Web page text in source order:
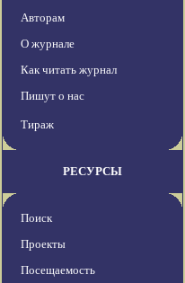
Авторам
О журнале
Как читать журнал
Пишут о нас
Тираж
РЕСУРСЫ
Поиск
Проекты
Посещаемость